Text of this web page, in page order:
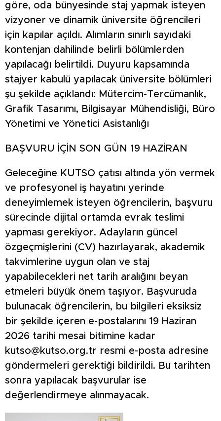
göre, oda bünyesinde staj yapmak isteyen
vizyoner ve dinamik üniversite öğrencileri
için kapılar açıldı. Alımların sınırlı sayıdaki
kontenjan dahilinde belirli bölümlerden
yapılacağı belirtildi. Duyuru kapsamında
stajyer kabulü yapılacak üniversite bölümleri
şu şekilde açıklandı: Mütercim-Tercümanlık,
Grafik Tasarımı, Bilgisayar Mühendisliği, Büro
Yönetimi ve Yönetici Asistanlığı
BAŞVURU İÇİN SON GÜN 19 HAZİRAN
Geleceğine KUTSO çatısı altında yön vermek
ve profesyonel iş hayatını yerinde
deneyimlemek isteyen öğrencilerin, başvuru
sürecinde dijital ortamda evrak teslimi
yapması gerekiyor. Adayların güncel
özgeçmişlerini (CV) hazırlayarak, akademik
takvimlerine uygun olan ve staj
yapabilecekleri net tarih aralığını beyan
etmeleri büyük önem taşıyor. Başvuruda
bulunacak öğrencilerin, bu bilgileri eksiksiz
bir şekilde içeren e-postalarını 19 Haziran
2026 tarihi mesai bitimine kadar
kutso@kutso.org.tr resmi e-posta adresine
göndermeleri gerektiği bildirildi. Bu tarihten
sonra yapılacak başvurular ise
değerlendirmeye alınmayacak.